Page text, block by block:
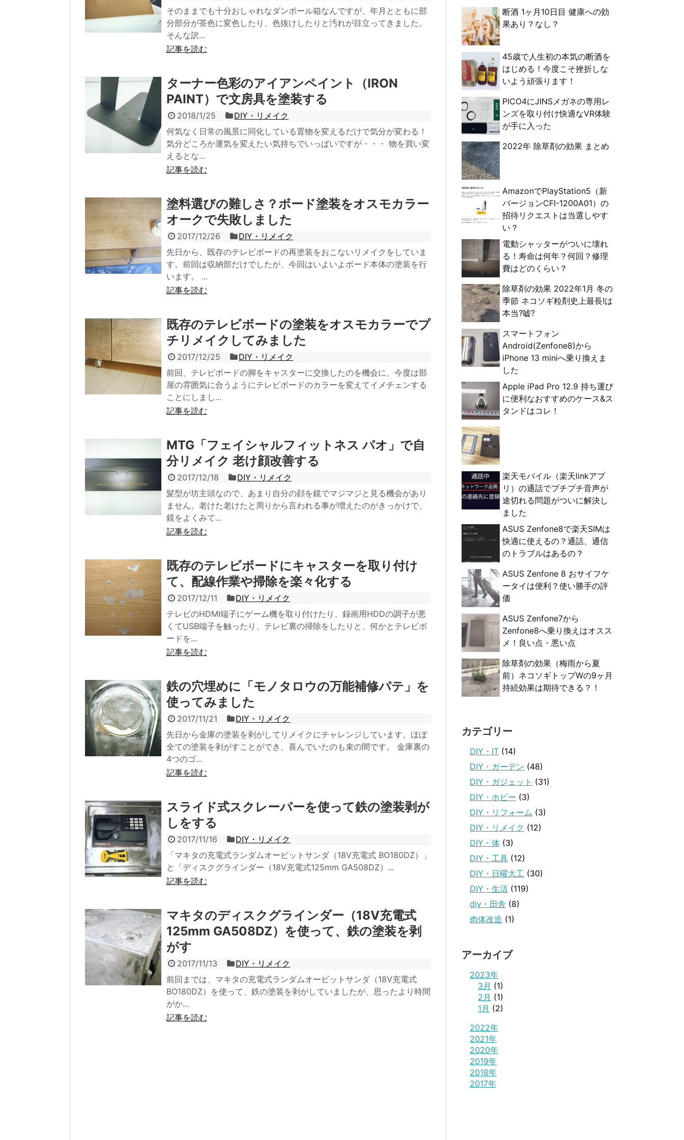
そのままでも十分おしゃれなダンボール箱なんですが、年月とともに部
分部分が茶色に変色したり、色抜けしたりと汚れが目立ってきました。
そんな訳...
記事を読む
ターナー色彩のアイアンペイント（IRON
PAINT）で文房具を塗装する
2018/1/25
DIY・リメイク
何気なく日常の風景に同化している置物を変えるだけで気分が変わる！
気分どころか運気を変えたい気持ちでいっぱいですが・・・ 物を買い変
えるとな...
記事を読む
塗料選びの難しさ？ボード塗装をオスモカラー
オークで失敗しました
2017/12/26
DIY・リメイク
先日から、既存のテレビボードの再塗装をおこないリメイクをしていま
す。前回は収納部だけでしたが、今回はいよいよボード本体の塗装を行
います。 ...
記事を読む
既存のテレビボードの塗装をオスモカラーでプ
チリメイクしてみました
2017/12/25
DIY・リメイク
前回、テレビボードの脚をキャスターに交換したのを機会に、今度は部
屋の雰囲気に合うようにテレビボードのカラーを変えてイメチェンする
ことにしまし...
記事を読む
MTG「フェイシャルフィットネス パオ」で自
分リメイク 老け顔改善する
2017/12/18
DIY・リメイク
髪型が坊主頭なので、あまり自分の顔を鏡でマジマジと見る機会があり
ません。老けた老けたと周りから言われる事が増えたのがきっかけで、
鏡をよくみて...
記事を読む
既存のテレビボードにキャスターを取り付け
て、配線作業や掃除を楽々化する
2017/12/11
DIY・リメイク
テレビのHDMI端子にゲーム機を取り付けたり、録画用HDDの調子が悪
くてUSB端子を触ったり、テレビ裏の掃除をしたりと、何かとテレビボ
ードを...
記事を読む
鉄の穴埋めに「モノタロウの万能補修パテ」を
使ってみました
2017/11/21
DIY・リメイク
先日から金庫の塗装を剥がしてリメイクにチャレンジしています。ほぼ
全ての塗装を剥がすことができ、喜んでいたのも束の間です。 金庫裏の
4つのゴ...
記事を読む
スライド式スクレーパーを使って鉄の塗装剥が
しをする
2017/11/16
DIY・リメイク
「マキタの充電式ランダムオービットサンダ（18V充電式 BO180DZ）」
と「ディスクグラインダー（18V充電式125mm GA508DZ）...
記事を読む
マキタのディスクグラインダー（18V充電式
125mm GA508DZ）を使って、鉄の塗装を剥
がす
2017/11/13
DIY・リメイク
前回までは、マキタの充電式ランダムオービットサンダ（18V充電式
BO180DZ）を使って、鉄の塗装を剥がしていましたが、思ったより時間
がか...
記事を読む
断酒 1ヶ月10日目 健康への効
果あり？なし？
45歳で人生初の本気の断酒を
はじめる！今度こそ挫折しな
いよう頑張ります！
PICO4にJINSメガネの専用レ
ンズを取り付け快適なVR体験
が手に入った
2022年 除草剤の効果 まとめ
AmazonでPlayStation5（新
バージョンCFI-1200A01）の
招待リクエストは当選しやす
い？
電動シャッターがついに壊れ
る！寿命は何年？何回？修理
費はどのくらい？
除草剤の効果 2022年1月 冬の
季節 ネコソギ粒剤史上最長!は
本当?嘘?
スマートフォン
Android(Zenfone8)から
iPhone 13 miniへ乗り換えま
した
Apple iPad Pro 12.9 持ち運び
に便利なおすすめのケース&ス
タンドはコレ！
楽天モバイル（楽天linkアプ
リ）の通話でプチプチ音声が
途切れる問題がついに解決し
ました
ASUS Zenfone8で楽天SIMは
快適に使えるの？通話、通信
のトラブルはあるの？
ASUS Zenfone 8 おサイフケ
ータイは便利？使い勝手の評
価
ASUS Zenfone7から
Zenfone8へ乗り換えはオスス
メ！良い点・悪い点
除草剤の効果（梅雨から夏
前）ネコソギトップWの9ヶ月
持続効果は期待できる？！
カテゴリー
DIY・IT (14)
DIY・ガーデン (48)
DIY・ガジェット (31)
DIY・ホビー (3)
DIY・リフォーム (3)
DIY・リメイク (12)
DIY・体 (3)
DIY・工具 (12)
DIY・日曜大工 (30)
DIY・生活 (119)
diy・田舎 (8)
肉体改造 (1)
アーカイブ
2023年
3月 (1)
2月 (1)
1月 (2)
2022年
2021年
2020年
2019年
2018年
2017年